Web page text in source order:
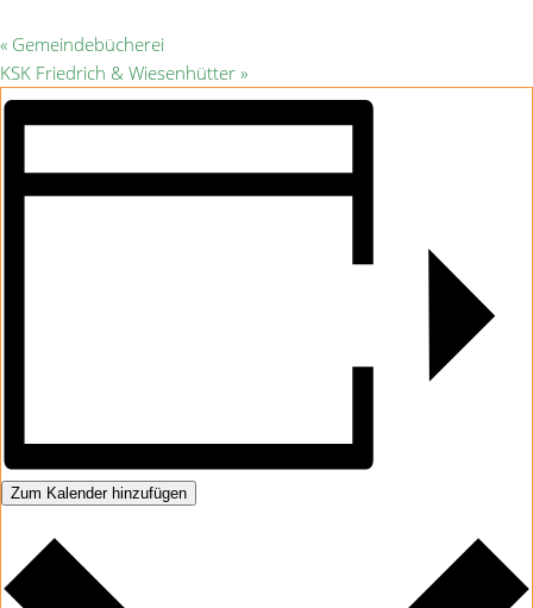
« Gemeindebücherei
KSK Friedrich & Wiesenhütter »
Zum Kalender hinzufügen